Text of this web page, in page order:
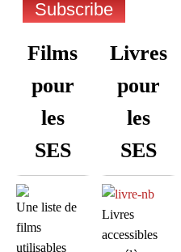
Films
pour
les
SES
Une liste de
films
utilisables
Livres
pour
les
SES
Livres
accessibles